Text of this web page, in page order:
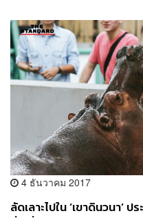
4 ธันวาคม 2017
ลัดเลาะไปใน​ ‘เขาดินวนา’